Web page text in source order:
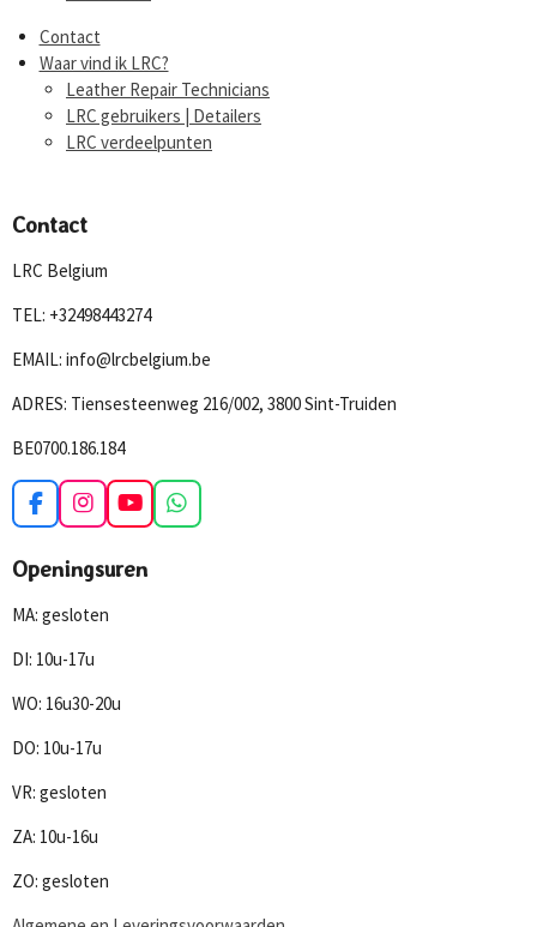
Contact
Waar vind ik LRC?
Leather Repair Technicians
LRC gebruikers | Detailers
LRC verdeelpunten
Contact
LRC Belgium
TEL: +32498443274
EMAIL: info@lrcbelgium.be
ADRES: Tiensesteenweg 216/002, 3800 Sint-Truiden
BE0700.186.184
F
a
e
o
k
I
n
t
g
a
Y
o
T
W
h
Openingsuren
MA: gesloten
DI: 10u-17u
WO: 16u30-20u
DO: 10u-17u
VR: gesloten
ZA: 10u-16u
ZO: gesloten